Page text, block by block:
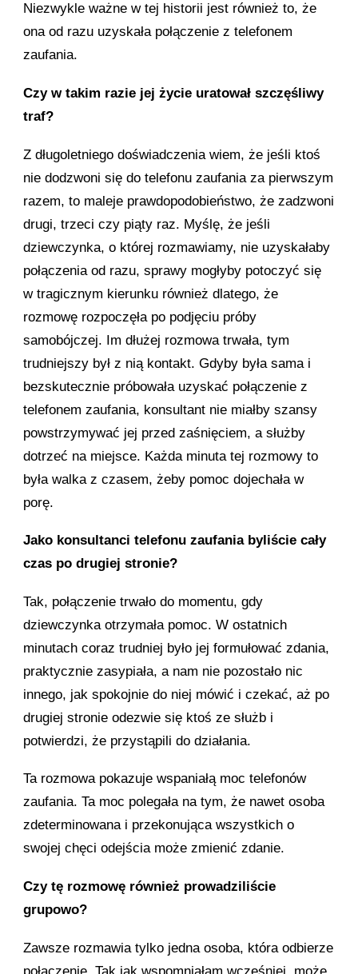
Niezwykle ważne w tej historii jest również to, że
ona od razu uzyskała połączenie z telefonem
zaufania.
Czy w takim razie jej życie uratował szczęśliwy
traf?
Z długoletniego doświadczenia wiem, że jeśli ktoś
nie dodzwoni się do telefonu zaufania za pierwszym
razem, to maleje prawdopodobieństwo, że zadzwoni
drugi, trzeci czy piąty raz. Myślę, że jeśli
dziewczynka, o której rozmawiamy, nie uzyskałaby
połączenia od razu, sprawy mogłyby potoczyć się
w tragicznym kierunku również dlatego, że
rozmowę rozpoczęła po podjęciu próby
samobójczej. Im dłużej rozmowa trwała, tym
trudniejszy był z nią kontakt. Gdyby była sama i
bezskutecznie próbowała uzyskać połączenie z
telefonem zaufania, konsultant nie miałby szansy
powstrzymywać jej przed zaśnięciem, a służby
dotrzeć na miejsce. Każda minuta tej rozmowy to
była walka z czasem, żeby pomoc dojechała w
porę.
Jako konsultanci telefonu zaufania byliście cały
czas po drugiej stronie?
Tak, połączenie trwało do momentu, gdy
dziewczynka otrzymała pomoc. W ostatnich
minutach coraz trudniej było jej formułować zdania,
praktycznie zasypiała, a nam nie pozostało nic
innego, jak spokojnie do niej mówić i czekać, aż po
drugiej stronie odezwie się ktoś ze służb i
potwierdzi, że przystąpili do działania.
Ta rozmowa pokazuje wspaniałą moc telefonów
zaufania. Ta moc polegała na tym, że nawet osoba
zdeterminowana i przekonująca wszystkich o
swojej chęci odejścia może zmienić zdanie.
Czy tę rozmowę również prowadziliście
grupowo?
Zawsze rozmawia tylko jedna osoba, która odbierze